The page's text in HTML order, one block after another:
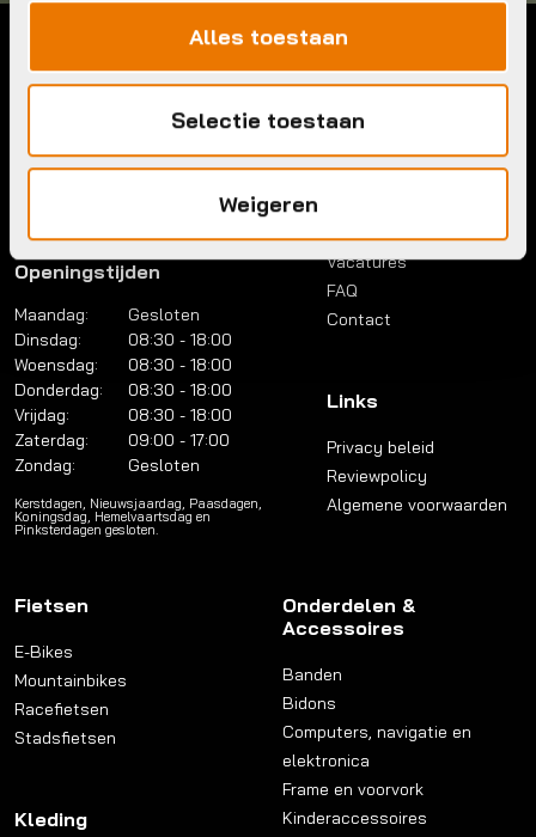
Alles toestaan
Selectie toestaan
Weigeren
Contact
036 5304422
Adres:
Brouwerstraat 8B
Openingstijden
Maandag:
Gesloten
Dinsdag:
08:30 - 18:00
Woensdag:
08:30 - 18:00
Donderdag:
08:30 - 18:00
Vrijdag:
08:30 - 18:00
Zaterdag:
09:00 - 17:00
Zondag:
Gesloten
Kerstdagen, Nieuwsjaardag, Paasdagen,
Koningsdag, Hemelvaartsdag en
Pinksterdagen gesloten.
Menu
Account
Service pakket
Werkplaats
Vacatures
FAQ
Contact
Links
Privacy beleid
Reviewpolicy
Algemene voorwaarden
Fietsen
E-Bikes
Mountainbikes
Racefietsen
Stadsfietsen
Kleding
Onderdelen &
Accessoires
Banden
Bidons
Computers, navigatie en
elektronica
Frame en voorvork
Kinderaccessoires